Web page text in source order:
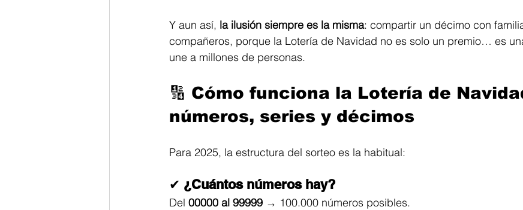
Y aun así, la ilusión siempre es la misma: compartir un décimo con
compañeros, porque la Lotería de Navidad no es solo un premio… es
une a millones de personas.
🔢 Cómo funciona la Lotería de
números, series y décimos
Para 2025, la estructura del sorteo es la habitual:
✔ ¿Cuántos números hay?
Del 00000 al 99999 → 100.000 números posibles.